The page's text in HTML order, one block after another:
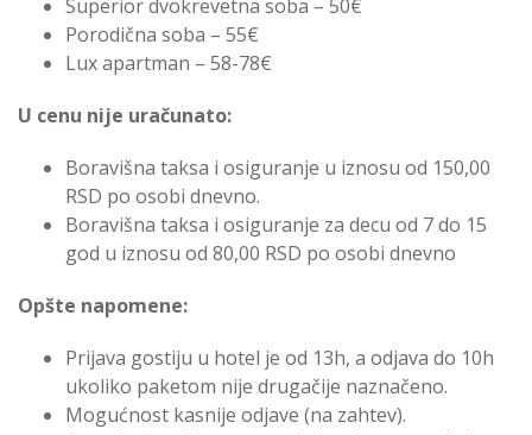
Superior dvokrevetna soba – 50€
Porodična soba – 55€
Lux apartman – 58-78€
U cenu nije uračunato:
Boravišna taksa i osiguranje u iznosu od 150,00
RSD po osobi dnevno.
Boravišna taksa i osiguranje za decu od 7 do 15
god u iznosu od 80,00 RSD po osobi dnevno
Opšte napomene:
Prijava gostiju u hotel je od 13h, a odjava do 10h
ukoliko paketom nije drugačije naznačeno.
Mogućnost kasnije odjave (na zahtev).